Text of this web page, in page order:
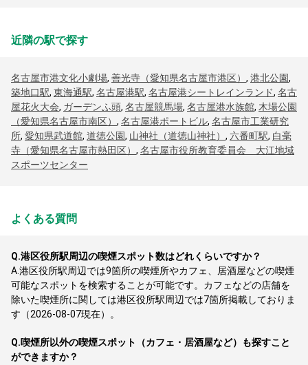
近隣の駅で探す
名古屋市港文化小劇場, 善光寺（愛知県名古屋市港区） , 港北公園,
築地口駅, 東海通駅, 名古屋港駅, 名古屋港シートレインランド, 名古
屋花火大会, ガーデンふ頭, 名古屋競馬場, 名古屋港水族館, 木場公園
（愛知県名古屋市南区） , 名古屋港ポートビル, 名古屋市工業研究
所, 愛知県武道館, 道徳公園, 山神社（道徳山神社） , 六番町駅, 白毫
寺（愛知県名古屋市熱田区） , 名古屋市役所教育委員会 大江地域
スポーツセンター
よくある質問
Q.港区役所駅周辺の喫煙スポット数はどれくらいですか？
A.港区役所駅周辺では9箇所の喫煙所やカフェ、居酒屋などの喫煙
可能なスポットを検索することが可能です。カフェなどの店舗を
除いた喫煙所に関しては港区役所駅周辺では7箇所掲載しておりま
す（2026-08-07現在）。
Q.喫煙所以外の喫煙スポット（カフェ・居酒屋など）も探すこと
ができますか？